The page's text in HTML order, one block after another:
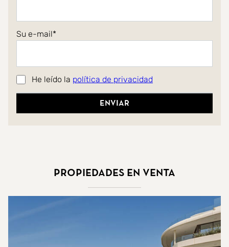
Su e-mail
He leído la política de privacidad
Enviar
Propiedades en venta